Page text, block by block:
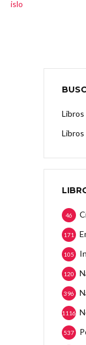
Libros
46
171
105
120
396
1116
537